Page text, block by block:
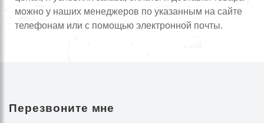
можно у наших менеджеров по указанным на сайте
телефонам или с помощью электронной почты.
Перезвоните мне